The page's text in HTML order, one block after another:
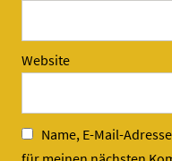
Website
Name, E-Mail-